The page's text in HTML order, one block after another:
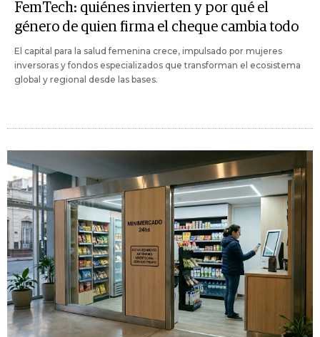
FemTech: quiénes invierten y por qué el
género de quien firma el cheque cambia todo
El capital para la salud femenina crece, impulsado por mujeres
inversoras y fondos especializados que transforman el ecosistema
global y regional desde las bases.